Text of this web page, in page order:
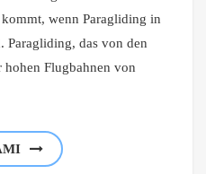
wenn Paragliding in
Paragliding, das von den
Flugbahnen von